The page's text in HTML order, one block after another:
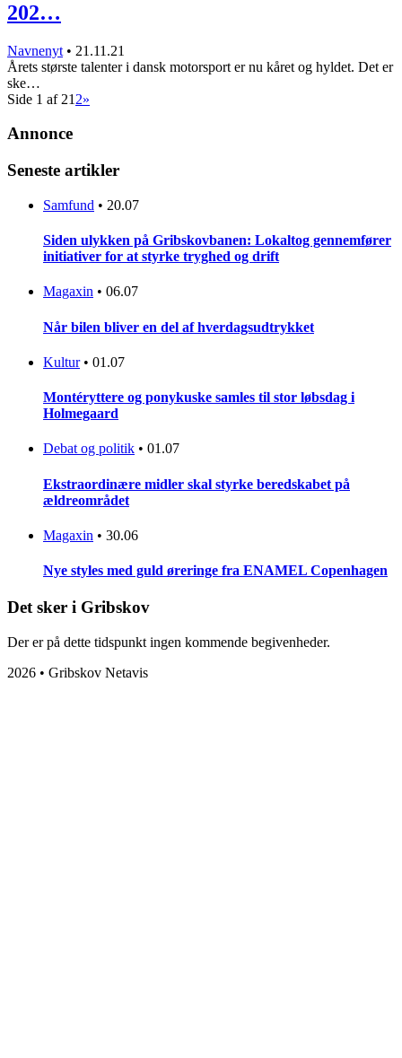
202…
Navnenyt • 21.11.21
Årets største talenter i dansk motorsport er nu kåret og hyldet. Det er
ske…
Side 1 af 21 2»
Annonce
Seneste artikler
Samfund • 20.07
Siden ulykken på Gribskovbanen: Lokaltog gennemfører
initiativer for at styrke tryghed og drift
Magaxin • 06.07
Når bilen bliver en del af hverdagsudtrykket
Kultur • 01.07
Montéryttere og ponykuske samles til stor løbsdag i
Holmegaard
Debat og politik • 01.07
Ekstraordinære midler skal styrke beredskabet på
ældreområdet
Magaxin • 30.06
Nye styles med guld øreringe fra ENAMEL Copenhagen
Det sker i Gribskov
Der er på dette tidspunkt ingen kommende begivenheder.
2026 • Gribskov Netavis